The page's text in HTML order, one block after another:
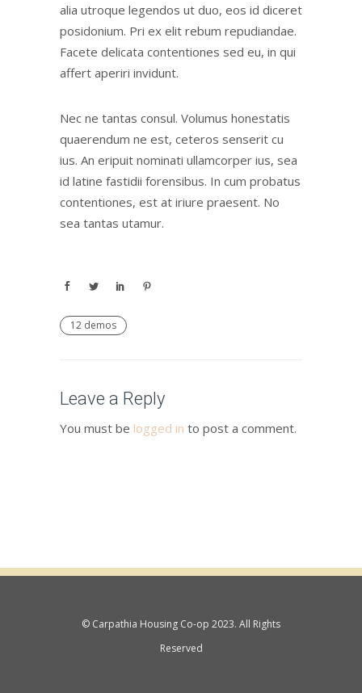
alia utroque legendos ut duo, eos id diceret
posidonium. Pri ex elit rebum repudiandae.
Facete delicata contentiones sed eu, in qui
affert aperiri invidunt.
Nec ne tantas consul. Volumus honestatis
quaerendum ne est, ceteros senserit cu
ius. An eripuit nominati ullamcorper ius, sea
id latine fastidii forensibus. In cum probatus
contentiones, est at iriure praesent. No
sea tantas utamur.
12 demos
Leave a Reply
You must be logged in to post a comment.
© Carpathia Housing Co-op 2023. All Rights
Reserved